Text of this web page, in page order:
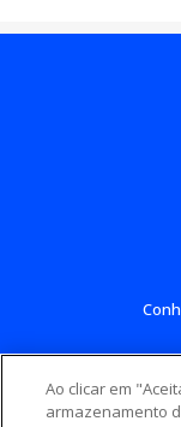
Ao clicar em
armazenamento